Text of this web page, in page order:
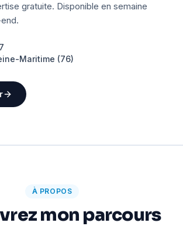
gratuite. Disponible en semaine
Maritime (76)
À PROPOS
mon parcours